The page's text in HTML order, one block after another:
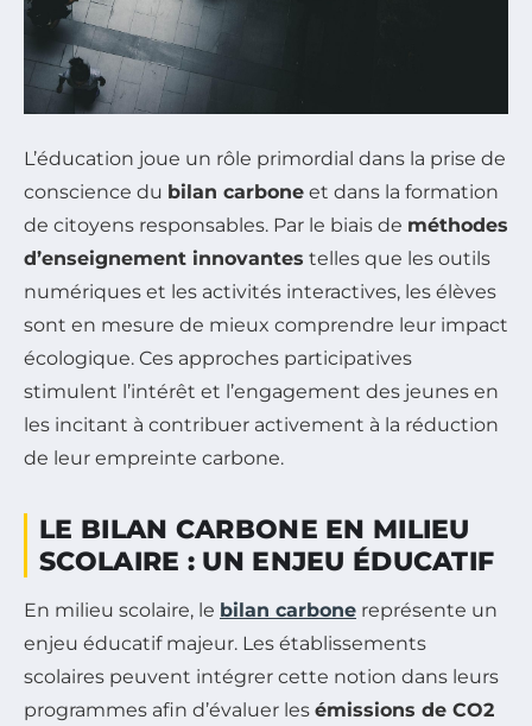
L’éducation joue un rôle primordial dans la prise de
conscience du bilan carbone et dans la formation
de citoyens responsables. Par le biais de méthodes
d’enseignement innovantes telles que les outils
numériques et les activités interactives, les élèves
sont en mesure de mieux comprendre leur impact
écologique. Ces approches participatives
stimulent l’intérêt et l’engagement des jeunes en
les incitant à contribuer activement à la réduction
de leur empreinte carbone.
LE BILAN CARBONE EN MILIEU
SCOLAIRE : UN ENJEU ÉDUCATIF
En milieu scolaire, le bilan carbone représente un
enjeu éducatif majeur. Les établissements
scolaires peuvent intégrer cette notion dans leurs
programmes afin d’évaluer les émissions de CO2